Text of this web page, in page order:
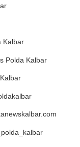
Kalbar
Polda Kalbar